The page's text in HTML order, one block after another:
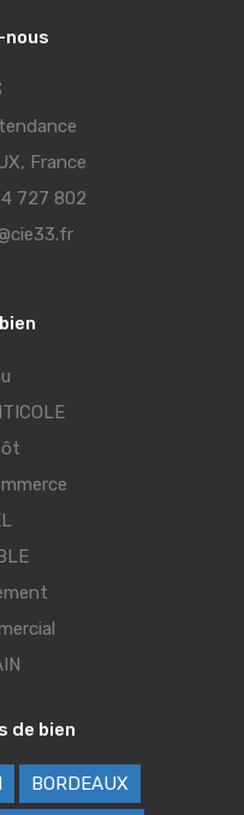
France
727 802
de bien
BORDEAUX